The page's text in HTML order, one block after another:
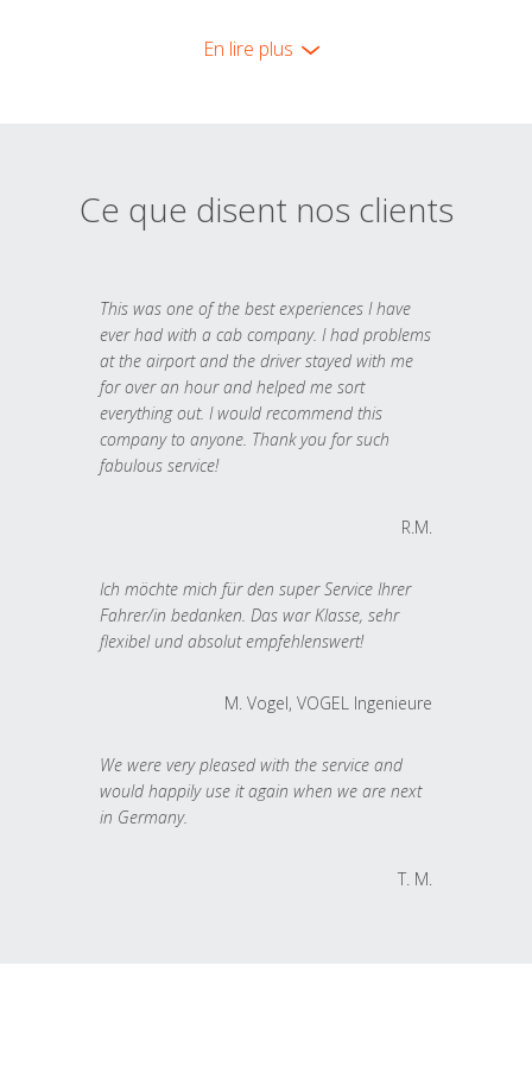
En lire plus
Ce que disent nos clients
This was one of the best experiences I have
ever had with a cab company. I had problems
at the airport and the driver stayed with me
for over an hour and helped me sort
everything out. I would recommend this
company to anyone. Thank you for such
fabulous service!
R.M.
Ich möchte mich für den super Service Ihrer
Fahrer/in bedanken. Das war Klasse, sehr
flexibel und absolut empfehlenswert!
M. Vogel, VOGEL Ingenieure
We were very pleased with the service and
would happily use it again when we are next
in Germany.
T. M.